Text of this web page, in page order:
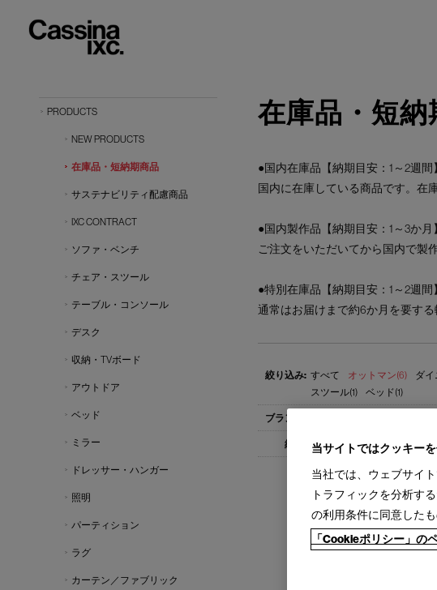
在庫品・短納
●国内在庫品【納期目安：1～2週間】
国内に在庫している商品です。在
●国内製作品【納期目安：1～3か月】
ご注文をいただいてから国内で製
●特別在庫品【納期目安：1～2週間】
通常はお届けまで約6か月を要す
すべて オットマン(6) ダイ
スツール(1)
ベッド(1)
すべて 1-2週間［国内在庫
PRODUCTS
NEW PRODUCTS
在庫品・短納期商品
サステナビリティ配慮商品
IXC CONTRACT
ソファ・ベンチ
チェア・スツール
テーブル・コンソール
デスク
収納・TVボード
アウトドア
ベッド
ミラー
ドレッサー・ハンガー
照明
パーティション
ラグ
カーテン／ファブリック
当サイトではクッキー
当社では、ウェブサイ
トラフィックを分析す
の利用条件に同意したも
「Cookieポリシー」の